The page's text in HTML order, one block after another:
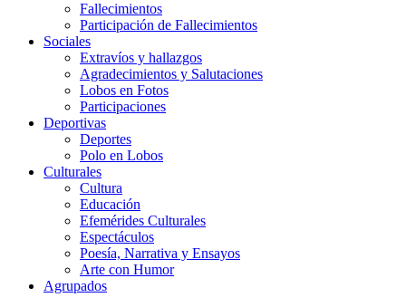
Fallecimientos
Participación de Fallecimientos
Sociales
Extravíos y hallazgos
Agradecimientos y Salutaciones
Lobos en Fotos
Participaciones
Deportivas
Deportes
Polo en Lobos
Culturales
Cultura
Educación
Efemérides Culturales
Espectáculos
Poesía, Narrativa y Ensayos
Arte con Humor
Agrupados